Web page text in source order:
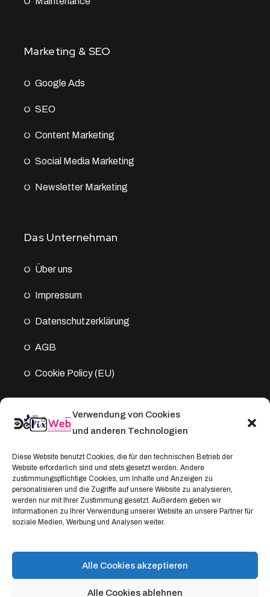
Verwendung von Cookies
und anderen Technologien
Diese Website benutzt Cookies, die für den technischen Betrieb der
Website erforderlich sind und stets gesetzt werden. Andere
zustimmungspflichtige Cookies, um Inhalte und Anzeigen zu
personalisieren und die Zugriffe auf unsere Website zu analysieren,
werden nur mit Ihrer Zustimmung gesetzt. Außerdem geben wir
Informationen zu Ihrer Verwendung unserer Website an unsere Partner für
soziale Medien, Werbung und Analysen weiter.
Alle Cookies akzeptieren
Alle Cookies ablehnen
Marketing & SEO
Google Ads
SEO
Content Marketing
Social Media Marketing
Newsletter Marketing
Das Unternehman
Über uns
Impressum
Datenschutz­erklärung
AGB
Cookie Policy (EU)
Kontakt
Address:
Windthorststraße 20
48153 Münster, Deutschland
WhatsApp:
+4917664335685
Email
service@depixweb.de